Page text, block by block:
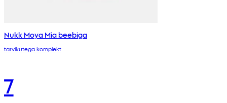
Nukk Moya Mia beebiga
tarvikutega komplekt
7